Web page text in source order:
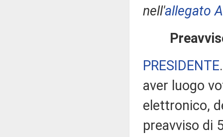
nell'allegato A
PRESIDENTE
aver luogo
elettronico,
preavviso di